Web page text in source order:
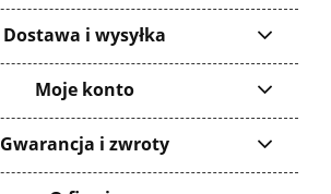
Dostawa i wysyłka
Moje konto
Gwarancja i zwroty